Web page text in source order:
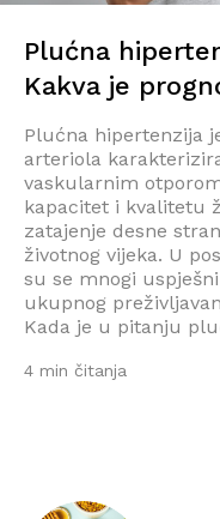
Plućna
Kakva je
Plućna hipertenzija
arteriola
vaskularnim
kapacitet i kvalitetu
zatajenje desne
životnog vijeka. U
su se mnogi
ukupnog
Kada je u pitanju
4 min čitanja